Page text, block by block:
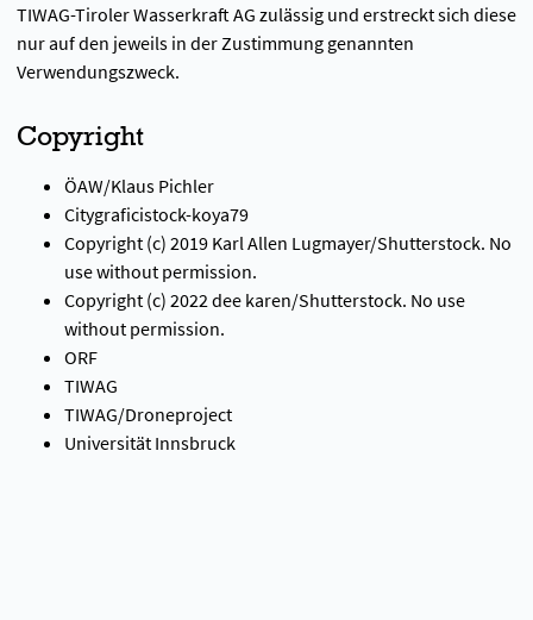
TIWAG-Tiroler Wasserkraft AG zulässig und erstreckt sich diese
nur auf den jeweils in der Zustimmung genannten
Verwendungszweck.
Copyright
ÖAW/Klaus Pichler
Citygraficistock-koya79
Copyright (c) 2019 Karl Allen Lugmayer/Shutterstock. No
use without permission.
Copyright (c) 2022 dee karen/Shutterstock. No use
without permission.
ORF
TIWAG
TIWAG/Droneproject
Universität Innsbruck